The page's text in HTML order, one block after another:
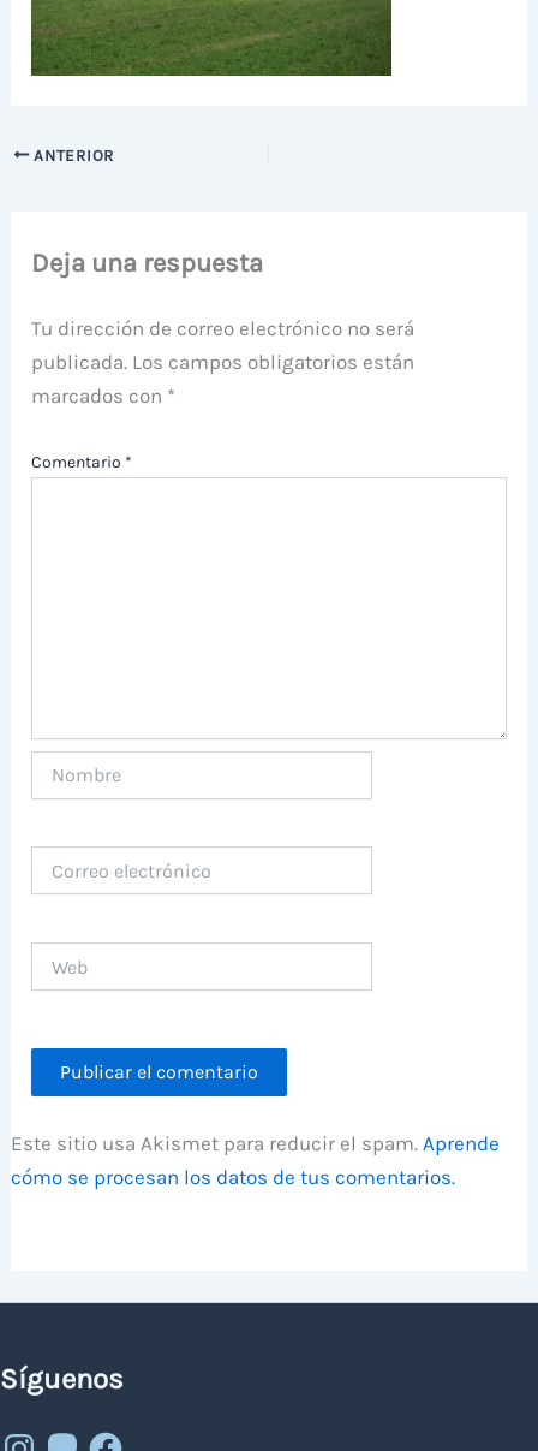
ANTERIOR
Deja una respuesta
Tu dirección de correo electrónico no será
publicada. Los campos obligatorios están
marcados con *
Comentario *
electrónico
Este sitio usa Akismet para reducir el spam.Aprende
cómo se procesan los datos de tus comentarios.
Síguenos
Instagram
MastodonFacebook